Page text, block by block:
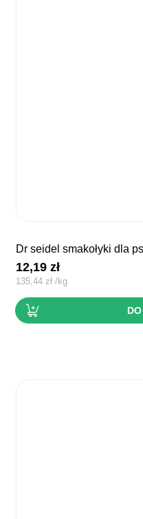
dr seidel smakołyki dla
12,19zł
135,44zł /kg